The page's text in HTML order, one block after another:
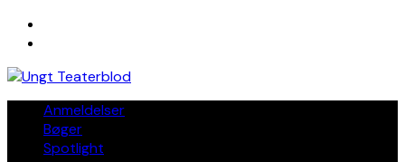
Skip
Anmeldelser
Bøger
Spotlight